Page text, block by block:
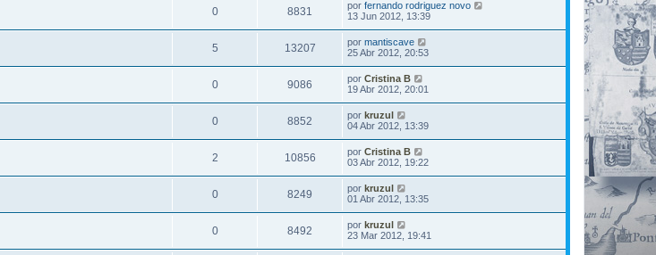
0 8831 por fernando rodriguez novo
13 Jun 2012, 13:39
5 13207 por mantiscave
25 Abr 2012, 20:53
0 9086 por Cristina B
19 Abr 2012, 20:01
0 8852 por kruzul
04 Abr 2012, 13:39
2 10856 por Cristina B
03 Abr 2012, 19:22
0 8249 por kruzul
01 Abr 2012, 13:35
0 8492 por kruzul
23 Mar 2012, 19:41